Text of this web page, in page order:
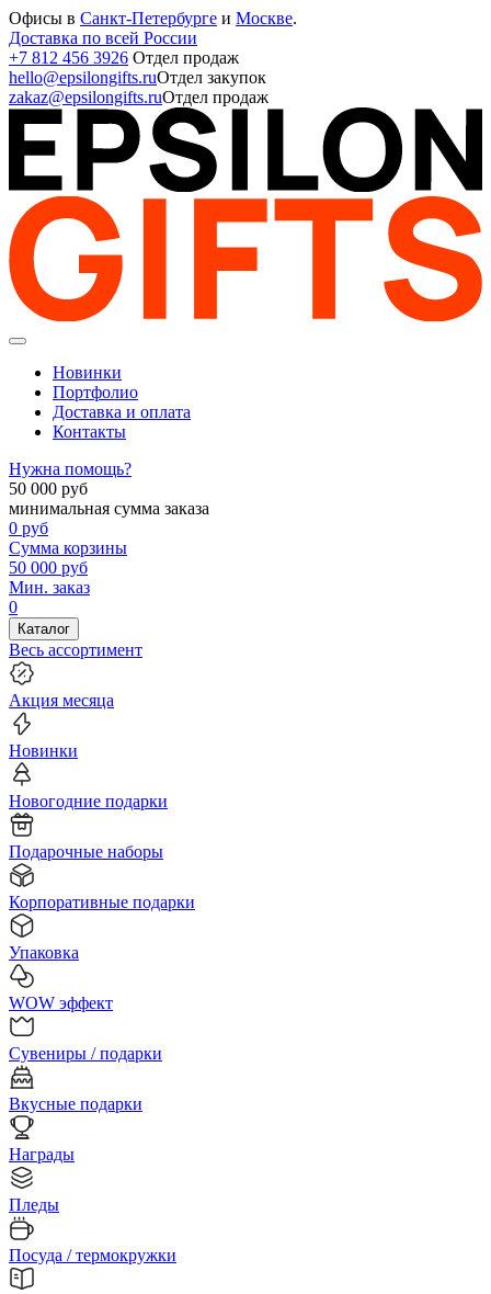
Офисы в Санкт-Петербурге и Москве.
Доставка по всей России
+7 812 456 3926 Отдел продаж
hello@epsilongifts.ruОтдел закупок
zakaz@epsilongifts.ruОтдел продаж
Новинки
Портфолио
Доставка и оплата
Контакты
Нужна помощь?
50 000 руб
минимальная сумма заказа
0 руб
Сумма корзины
50 000 руб
Мин. заказ
0
Каталог
Весь ассортимент
Акция месяца
Новинки
Новогодние подарки
Подарочные наборы
Корпоративные подарки
Упаковка
WOW эффект
Сувениры / подарки
Вкусные подарки
Награды
Пледы
Посуда / термокружки